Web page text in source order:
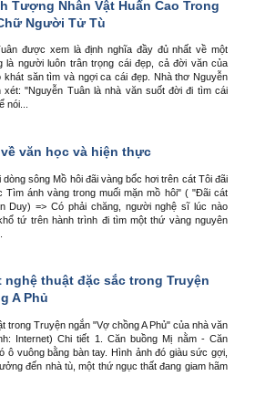
Tượng Nhân Vật Huấn Cao Trong
Người Tử Tù
được xem là định nghĩa đầy đủ nhất về một
là người luôn trân trọng cái đẹp, cả đời văn của
khát săn tìm và ngợi ca cái đẹp. Nhà thơ Nguyễn
"Nguyễn Tuân là nhà văn suốt đời đi tìm cái
nói...
văn học và hiện thực
sông Mồ hôi đãi vàng bốc hơi trên cát Tôi đãi
Tìm ánh vàng trong muối mặn mồ hôi" ( "Đãi cát
Duy) => Có phải chăng, người nghệ sĩ lúc nào
tứ trên hành trình đi tìm một thứ vàng nguyên
thuật đặc sắc trong Truyện
A Phủ
trong Truyện ngắn "Vợ chồng A Phủ" của nhà văn
Internet) Chi tiết 1. Căn buồng Mị nằm - Căn
ô vuông bằng bàn tay. Hình ảnh đó giàu sức gợi,
đến nhà tù, một thứ ngục thất đang giam hãm